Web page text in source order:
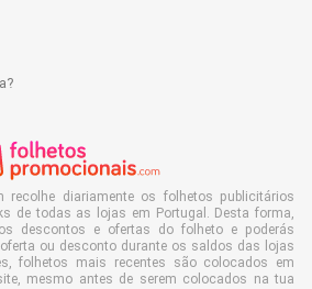
recolhe diariamente os folhetos publicitários
de todas as lojas em Portugal. Desta forma,
descontos e ofertas do folheto e poderás
ou desconto durante os saldos das lojas
folhetos mais recentes são colocados em
mesmo antes de serem colocados na tua